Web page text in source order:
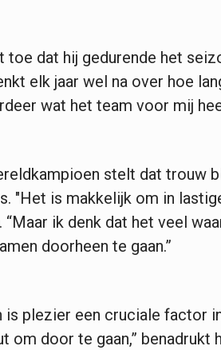
toe dat hij gedurende het
elk jaar wel na over hoe
wat het team voor mij
stelt dat trouw
"Het is makkelijk om in
“Maar ik denk dat het veel
doorheen te gaan.”
is plezier een cruciale factor
om door te gaan,” benadrukt